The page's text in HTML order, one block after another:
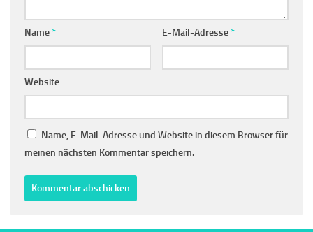
Name* E-Mail-Adresse*
Website
Name, E-Mail-Adresse und Website in diesem Browser für
meinen nächsten Kommentar speichern.